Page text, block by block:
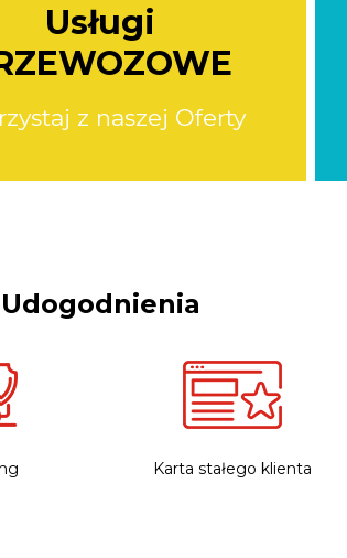
Usługi
z naszej Oferty
Udogodnienia
Karta stałego klienta